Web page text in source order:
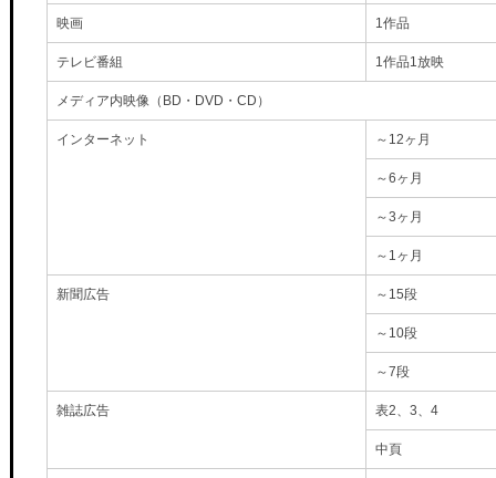
映画 1作品
テレビ番組 1作品1放映
メディア内映像（BD・DVD・CD）
インターネット ～12ヶ月
～6ヶ月
～3ヶ月
～1ヶ月
新聞広告 ～15段
～10段
～7段
雑誌広告 表2、3、4
中頁